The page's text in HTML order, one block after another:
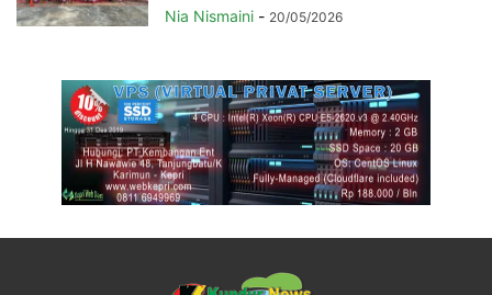
Nia Nismaini - 20/05/2026